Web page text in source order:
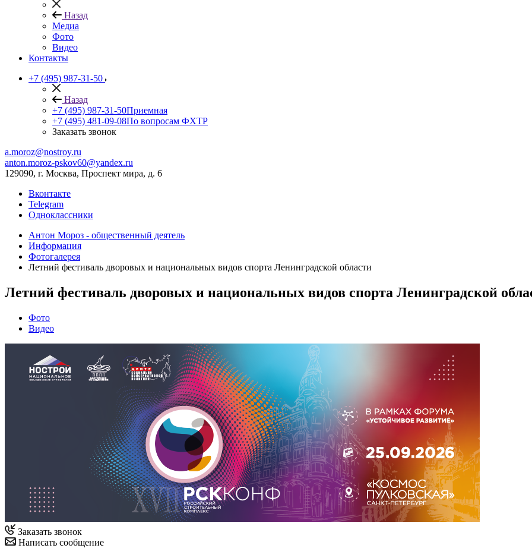
Назад
Медиа
Фото
Видео
Контакты
+7 (495) 987-31-50
Назад
+7 (495) 987-31-50Приемная
+7 (495) 481-09-08По вопросам ФХТР
Заказать звонок
a.moroz@nostroy.ru
anton.moroz-pskov60@yandex.ru
129090, г. Москва, Проспект мира, д. 6
Вконтакте
Telegram
Одноклассники
Антон Мороз - общественный деятель
Информация
Фотогалерея
Летний фестиваль дворовых и национальных видов спорта Ленинградской области
Летний фестиваль дворовых и национальных видов спорта Ленинградской
Фото
Видео
Заказать звонок
Написать сообщение